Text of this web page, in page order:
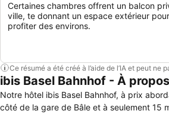
Certaines chambres offrent un balcon
ville, te donnant un espace extérieur
profiter des environs.
Ce résumé a été créé à l’aide de l’IA et peut ne
ibis Basel Bahnhof - À propos
Notre hôtel ibis Basel Bahnhof, à prix
côté de la gare de Bâle et à seulement 15